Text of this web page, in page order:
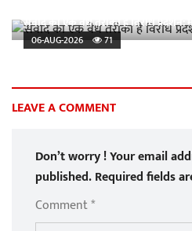
06-AUG-2026 71
संवाद का एक वैध तरीका है विरोध प्रदर्शन:
LEAVE A COMMENT
Don’t worry ! Your email
published. Required fields
Comment *